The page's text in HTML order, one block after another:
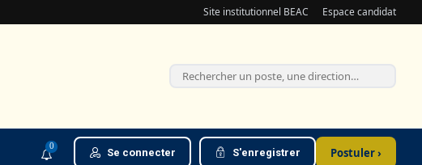
Site institutionnel BEAC Espace candidat
0 Se connecter S'enregistrer Postuler ›